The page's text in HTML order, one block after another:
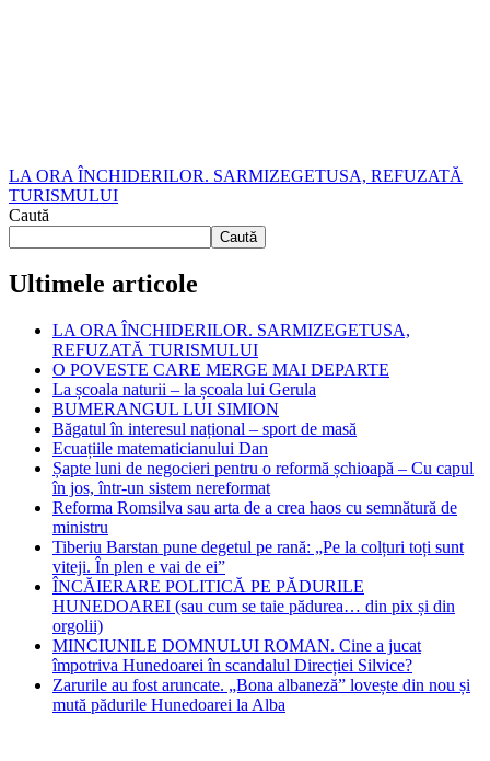
LA ORA ÎNCHIDERILOR. SARMIZEGETUSA, REFUZATĂ
TURISMULUI
Caută
Caută
Ultimele articole
LA ORA ÎNCHIDERILOR. SARMIZEGETUSA,
REFUZATĂ TURISMULUI
O POVESTE CARE MERGE MAI DEPARTE
La școala naturii – la școala lui Gerula
BUMERANGUL LUI SIMION
Băgatul în interesul național – sport de masă
Ecuațiile matematicianului Dan
Șapte luni de negocieri pentru o reformă șchioapă – Cu capul
în jos, într-un sistem nereformat
Reforma Romsilva sau arta de a crea haos cu semnătură de
ministru
Tiberiu Barstan pune degetul pe rană: „Pe la colțuri toți sunt
viteji. În plen e vai de ei”
ÎNCĂIERARE POLITICĂ PE PĂDURILE
HUNEDOAREI (sau cum se taie pădurea… din pix și din
orgolii)
MINCIUNILE DOMNULUI ROMAN. Cine a jucat
împotriva Hunedoarei în scandalul Direcției Silvice?
Zarurile au fost aruncate. „Bona albaneză” lovește din nou și
mută pădurile Hunedoarei la Alba